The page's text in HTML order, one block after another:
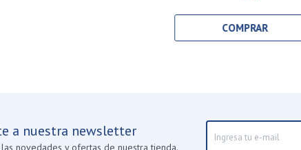
a nuestra newsletter
novedades y ofertas de nuestra tienda.